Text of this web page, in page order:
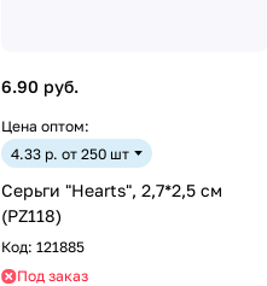
6.90 руб.
Цена оптом:
4.33 р. от 250 шт
Серьги "Hearts", 2,7*2,5 см
(PZ118)
Код: 121885
Под заказ